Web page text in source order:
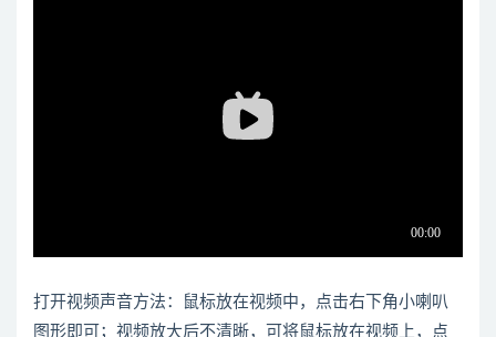
打开视频声音方法：鼠标放在视频中，点击右下角小喇叭
图形即可；视频放大后不清晰，可将鼠标放在视频上，点